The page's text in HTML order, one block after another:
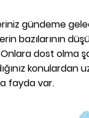
gündeme
bazılarının
dost olma
konulardan
fayda var.